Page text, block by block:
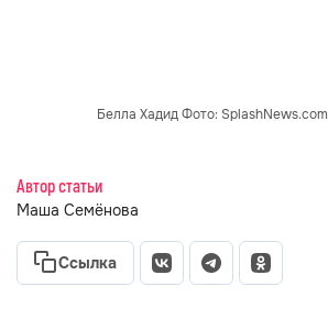
Белла Хадид Фото: SplashNews.com
Автор статьи
Маша Семёнова
Ссылка